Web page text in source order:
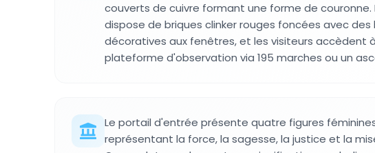
couverts de cuivre formant une forme de couronne.
dispose de briques clinker rouges foncées avec des
décoratives aux fenêtres, et les visiteurs accèdent
plateforme d'observation via 195 marches ou un
Le portail d'entrée présente quatre figures
représentant la force, la sagesse, la justice et la